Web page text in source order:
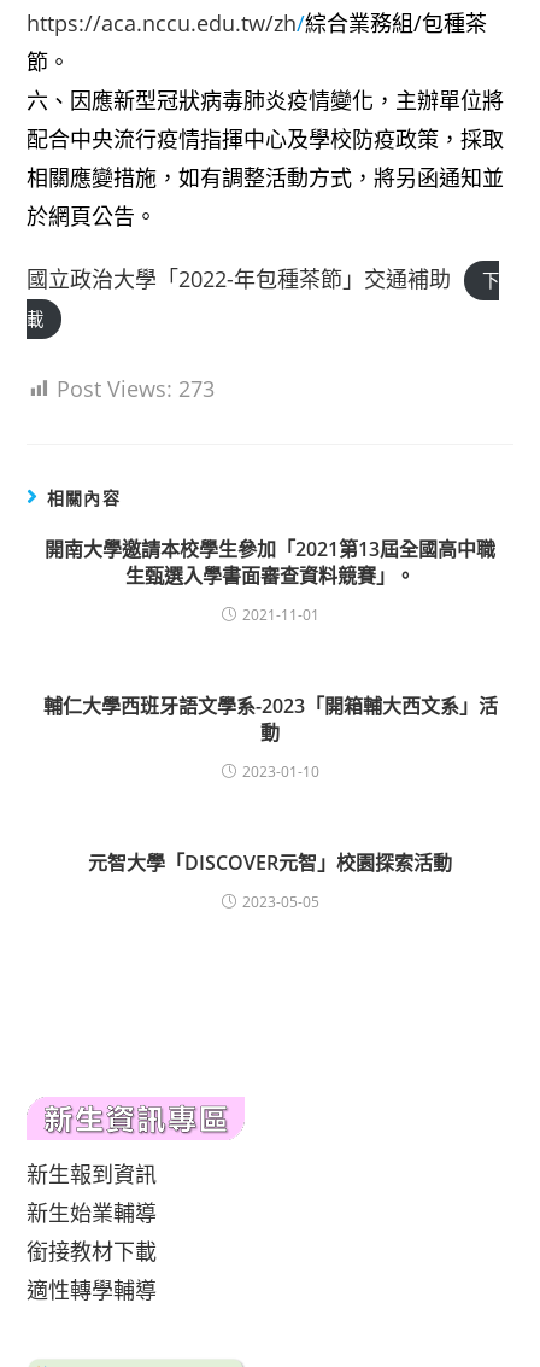
https://aca.nccu.edu.tw/zh/綜合業務組/包種茶
節。
六、因應新型冠狀病毒肺炎疫情變化，主辦單位將
配合中央流行疫情指揮中心及學校防疫政策，採取
相關應變措施，如有調整活動方式，將另函通知並
於網頁公告。
國立政治大學「2022-年包種茶節」交通補助
下
載
Post Views: 273
相關內容
開南大學邀請本校學生參加「2021第13屆全國高中職
生甄選入學書面審查資料競賽」。
2021-11-01
輔仁大學西班牙語文學系-2023「開箱輔大西文系」活
動
2023-01-10
元智大學「DISCOVER元智」校園探索活動
2023-05-05
新生報到資訊
新生始業輔導
銜接教材下載
適性轉學輔導